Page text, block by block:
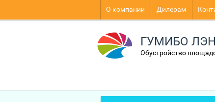
О компании Дилерам
ГУМИБО
Обустройство